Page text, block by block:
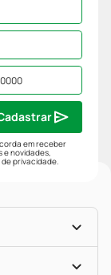
em receber
novidades,
privacidade.